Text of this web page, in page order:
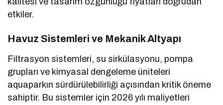
etkiler.
Havuz Sistemleri ve Mekanik Altyapı
Filtrasyon sistemleri, su sirkülasyonu, pompa
grupları ve kimyasal dengeleme üniteleri
aquaparkın sürdürülebilirliği açısından kritik öneme
sahiptir. Bu sistemler için 2026 yılı maliyetleri